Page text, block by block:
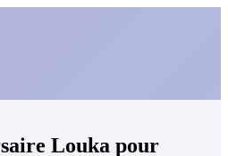
Louka pour